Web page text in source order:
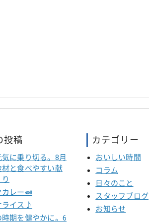
投稿
に乗り切る。8月
材と食べやすい献
カレー🍛
ライス♪
期を健やかに。6
カテゴリー
おいしい時間
コラム
日々のこと
スタッフブログ
お知らせ